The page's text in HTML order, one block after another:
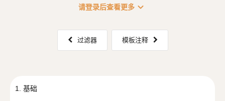
请登录后查看更多 expand_more
过滤器 模板注释
1. 基础